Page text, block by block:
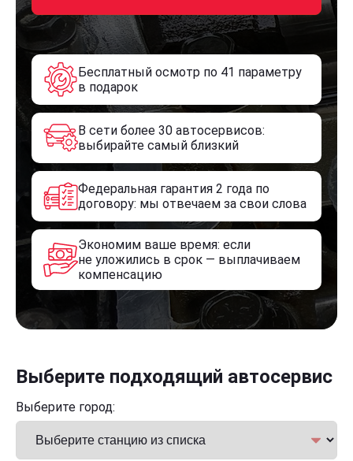
Бесплатный осмотр по 41 параметру
в подарок
В сети более 30 автосервисов:
выбирайте самый близкий
Федеральная гарантия 2 года по
договору: мы отвечаем за свои слова
Экономим ваше время: если
не уложились в срок — выплачиваем
компенсацию
Выберите подходящий автосервис
Выберите город: